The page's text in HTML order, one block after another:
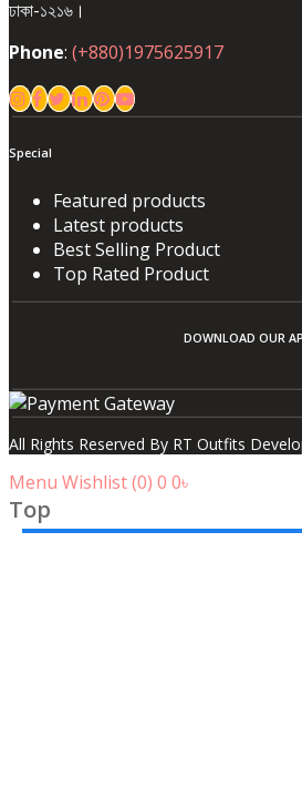
ঢাকা-১২১৬।
Phone: (+880)1975625917
Special
Featured products
Latest products
Best Selling Product
Top Rated Product
DOWNLOAD OUR
All Rights Reserved By RT Outfits
Menu Wishlist (0) 0 0৳
Top